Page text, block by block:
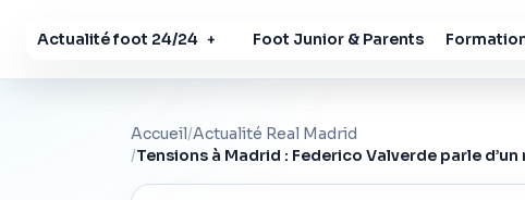
Actualité foot 24/24 + Foot Junior & Parents
Accueil/Actualité Real Madrid
/Tensions à Madrid : Federico Valverde parle